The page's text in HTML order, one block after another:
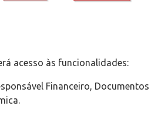
acesso às funcionalidades:
Financeiro, Documentos